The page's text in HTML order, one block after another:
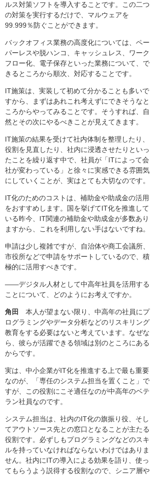
ルス対策ソフトを導入することです。この二つ
の対策を実行するだけで、マルウェアを
99.999％防ぐことができます。
バックオフィス業務の高度化については、ペー
パーレスや脱ハンコ、キャッシュレス、ワーク
フロー化、電子保存といった業務について、で
きるところから順次、対応することです。
IT施策は、実装して初めて分かることも多いで
すから、まずはあれこれ考えずにできそうなと
ころからやってみることです。そうすれば、自
然とその次にやるべきことが見えてきます。
IT施策の結果を受けて社内体制を整理したり、
役割を見直したり、社内に浸透させたりといっ
たことを繰り返す中で、社員が「ITによって会
社が変わっている」と徐々に実感できる雰囲気
にしていくことが、実はとても大切なのです。
IT化のためのコストは、補助金や助成金の活用
をおすすめします。国を挙げてIT化を推進して
いる昨今、IT関連の補助金や助成金が多数あり
ますから、これを利用しない手はないですね。
申請は少し複雑ですが、自治体や商工会議所、
市役所などで申請をサポートしているので、積
極的に活用すべきです。
――デジタル人材として中高年社員を活用する
ことについて、どのようにお考えですか。
角田
本人が望まない限り、中高年の社員にプ
ログラミングやデータ分析などのリスキリング
教育をする必要はないと考えています。なぜな
ら、彼らが活躍できる領域は別のところにある
からです。
実は、中小企業がIT化を推進する上で最も重要
なのが、「専任のシステム担当を置くこと」で
すが、この役割にこそ適任なのが中高年のベテ
ラン社員なのです。
システム担当は、社内のIT化の旗振り役、そし
てアウトソース先との窓口となることが主たる
役割です。必ずしもプログラミングなどのスキ
ルを持っていなければならないわけではありま
せん。社内にITの導入による効果を語り、使っ
てもらうよう説得する役割なので、シニア層や